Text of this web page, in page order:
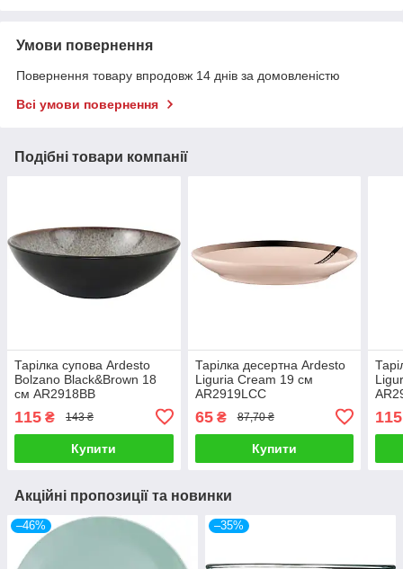
Умови повернення
Повернення товару впродовж 14 днів за домовленістю
Всі умови повернення
Подібні товари компанії
Тарілка супова Ardesto
Bolzano Black&Brown 18
см AR2918BB
115 ₴ 143 ₴
Купити
Тарілка десертна Ardesto
Liguria Cream 19 см
AR2919LCC
65₴ 87,70 ₴
Купити
115
Акційні пропозиції та новинки
–46% –35%